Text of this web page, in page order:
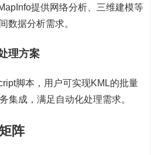
提供网络分析、三维建模等
数据分析需求。
理方案
脚本，用户可实现KML的批量
集成，满足自动化处理需求。
阵